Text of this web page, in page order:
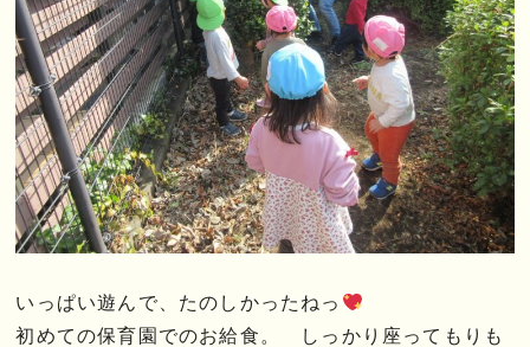
いっぱい遊んで、たのしかったねっ
初めての保育園でのお給食。 しっかり座ってもりも